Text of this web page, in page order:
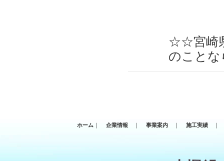
☆☆宮崎
のこと
ホーム ｜ 企業情報 ｜ 事業案内 ｜ 施工実績 ｜